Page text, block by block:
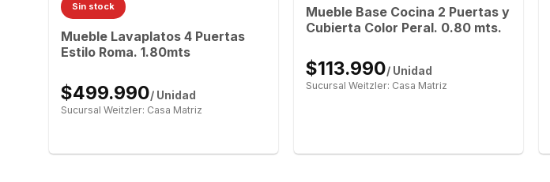
Sin stock
Mueble Lavaplatos 4 Puertas
Estilo Roma. 1.80mts
$499.990/ Unidad
Sucursal Weitzler: Casa Matriz
Mueble Base Cocina 2 Puertas y
Cubierta Color Peral. 0.80 mts.
$113.990/ Unidad
Sucursal Weitzler: Casa Matriz